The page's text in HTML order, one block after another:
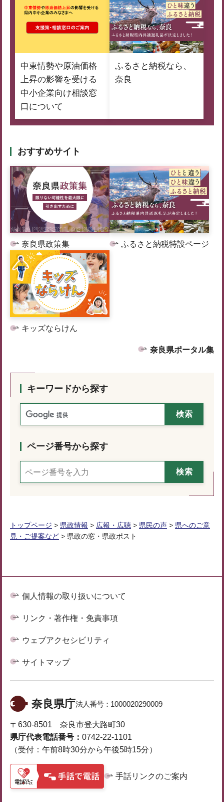
中東情勢や原油価格
上昇の影響を受ける
中小企業向け相談窓
口について
ふるさと納税なら、
奈良
おすすめサイト
奈良県政策集 ふるさと納税特設ページ
キッズならけん
奈良県ポータル集
キーワードから探す
ページ番号から探す
トップページ > 県政情報 > 広報・広聴 > 県民の声 > 県へのご意
見・ご提案など > 県政の窓・県政ポスト
個人情報の取り扱いについて
リンク・著作権・免責事項
ウェブアクセシビリティ
サイトマップ
奈良県庁法人番号： 1000020290009
〒630-8501 奈良市登大路町30
県庁代表電話番号： 0742-22-1101
（受付：午前8時30分から午後5時15分）
手話リンクのご案内